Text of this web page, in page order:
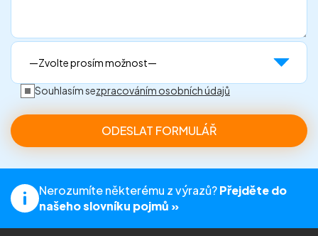
Souhlasím sezpracováním osobních údajů
Nerozumíte některému z výrazů?Přejděte do
našeho slovníku pojmů »